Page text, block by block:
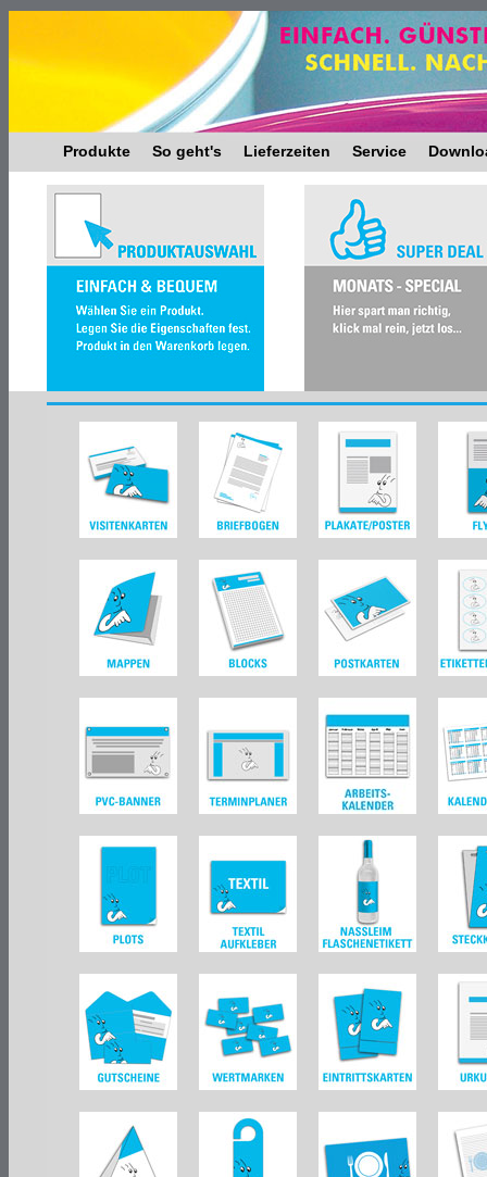
Produkte So geht's Lieferzeiten Service